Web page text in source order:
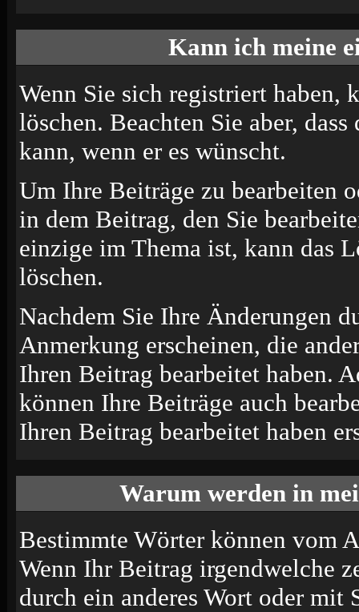
Kann ich meine
Wenn Sie sich registriert haben,
löschen. Beachten Sie aber,
kann, wenn er es wünscht.
Um Ihre Beiträge zu bearbeiten
in dem Beitrag, den Sie
einzige im Thema ist, kann das
löschen.
Nachdem Sie Ihre Änderungen
Anmerkung erscheinen, die
Ihren Beitrag bearbeitet haben.
können Ihre Beiträge auch
Ihren Beitrag bearbeitet haben
Warum werden in
Bestimmte Wörter können vom
Wenn Ihr Beitrag irgendwelche
durch ein anderes Wort oder mit